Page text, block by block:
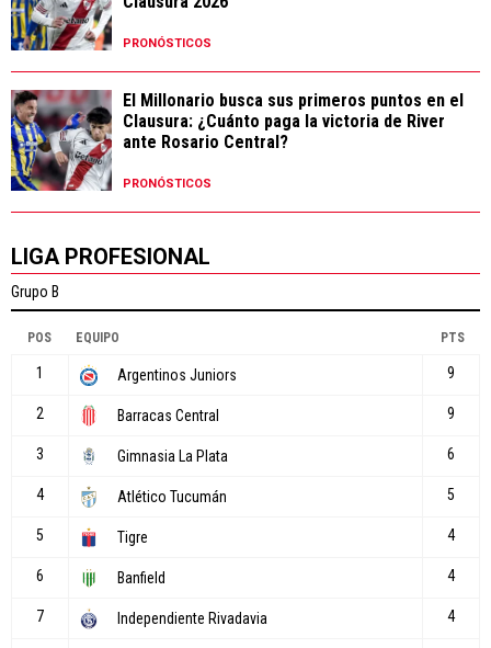
PRONÓSTICOS
El Millonario busca sus primeros puntos en el
Clausura: ¿Cuánto paga la victoria de River
ante Rosario Central?
PRONÓSTICOS
LIGA PROFESIONAL